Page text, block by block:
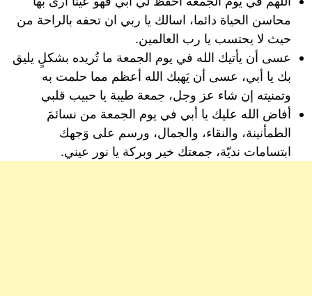
محاسن الحياة دائما، اسالك يا ربي ان تحفه بالراحة من
حيث لا يحتسب يا رب العالمين.
‏عسى أن يأتيك الله في يوم الجمعة ما تُريده بشكلٍ يليق
بك يا أبي، عسى أن يَهبك الله أعظم مما حلمت به
وتمنيته إن شاء عز وجل، جمعة طيبة يا حبيب قلبي
أفاض الله عليك يا أبي في يوم الجمعة من نسائمَ
الطمأنينة، والنقاء، والجمال، ورسم على وَجهك
ابتسامات نديّة، جمعتك خير وبركة يا نور عيني.